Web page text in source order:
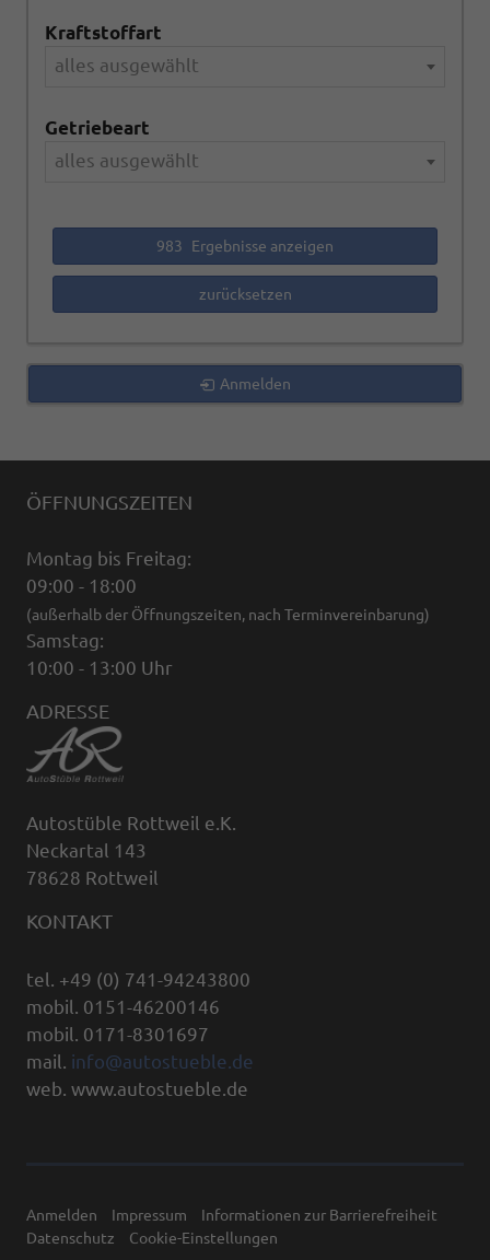
Kraftstoffart
alles ausgewählt
Getriebeart
alles ausgewählt
983 Ergebnisse anzeigen
zurücksetzen
Anmelden
ÖFFNUNGSZEITEN
Montag bis Freitag:
09:00 - 18:00
(außerhalb der Öffnungszeiten, nach Terminvereinbarung)
Samstag:
10:00 - 13:00 Uhr
ADRESSE
Autostüble Rottweil e.K.
Neckartal 143
78628 Rottweil
KONTAKT
tel. +49 (0) 741-94243800
mobil. 0151-46200146
mobil. 0171-8301697
mail. info@autostueble.de
web. www.autostueble.de
Anmelden Impressum
Informationen zur Barrierefreiheit
Datenschutz
Cookie-Einstellungen